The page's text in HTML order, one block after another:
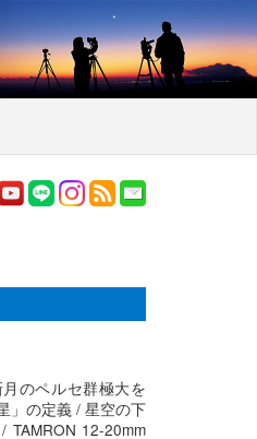
のペルセ群極大を
」の定義 / 星空の下
12-20mm